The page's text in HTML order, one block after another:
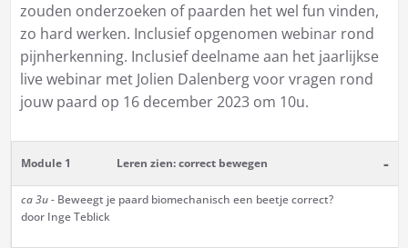
zouden onderzoeken of paarden het wel fun vinden,
zo hard werken. Inclusief opgenomen webinar rond
pijnherkenning. Inclusief deelname aan het jaarlijkse
live webinar met Jolien Dalenberg voor vragen rond
jouw paard op 16 december 2023 om 10u.
Module 1 Leren zien: correct bewegen -
ca 3u -Beweegt je paard biomechanisch een beetje correct?
door Inge Teblick